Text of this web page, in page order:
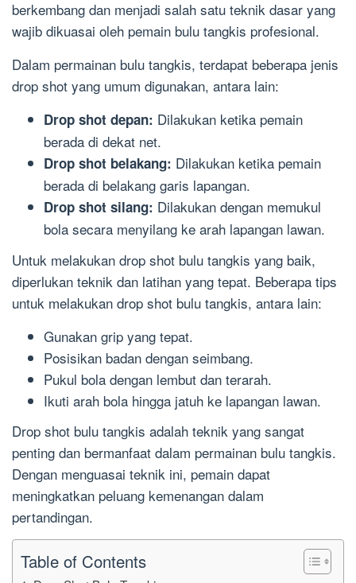
berkembang dan menjadi salah satu teknik dasar yang
wajib dikuasai oleh pemain bulu tangkis profesional.
Dalam permainan bulu tangkis, terdapat beberapa jenis
drop shot yang umum digunakan, antara lain:
Drop shot depan: Dilakukan ketika pemain
berada di dekat net.
Drop shot belakang: Dilakukan ketika pemain
berada di belakang garis lapangan.
Drop shot silang: Dilakukan dengan memukul
bola secara menyilang ke arah lapangan lawan.
Untuk melakukan drop shot bulu tangkis yang baik,
diperlukan teknik dan latihan yang tepat. Beberapa tips
untuk melakukan drop shot bulu tangkis, antara lain:
Gunakan grip yang tepat.
Posisikan badan dengan seimbang.
Pukul bola dengan lembut dan terarah.
Ikuti arah bola hingga jatuh ke lapangan lawan.
Drop shot bulu tangkis adalah teknik yang sangat
penting dan bermanfaat dalam permainan bulu tangkis.
Dengan menguasai teknik ini, pemain dapat
meningkatkan peluang kemenangan dalam
pertandingan.
Table of Contents